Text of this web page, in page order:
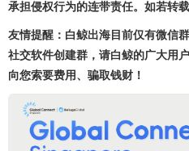
承担侵权行为的连带责任。如若转
友情提醒：白鲸出海目前仅有微信
社交软件创建群，请白鲸的广大用
向您索要费用、骗取钱财！